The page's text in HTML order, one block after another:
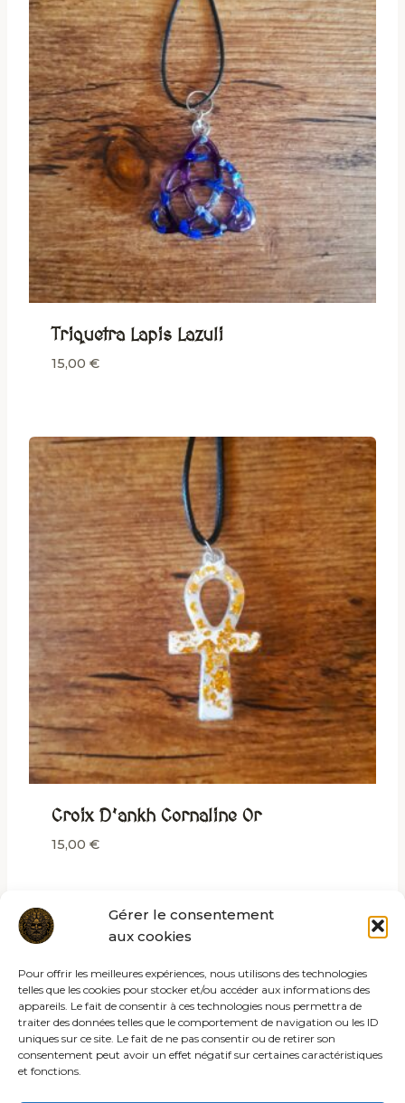
Gérer le consentement
aux cookies
Pour offrir les meilleures expériences, nous utilisons des technologies
telles que les cookies pour stocker et/ou accéder aux informations des
appareils. Le fait de consentir à ces technologies nous permettra de
traiter des données telles que le comportement de navigation ou les ID
uniques sur ce site. Le fait de ne pas consentir ou de retirer son
consentement peut avoir un effet négatif sur certaines caractéristiques
et fonctions.
Triquetra Lapis Lazuli
15,00 €
Croix D’ankh Cornaline Or
15,00 €